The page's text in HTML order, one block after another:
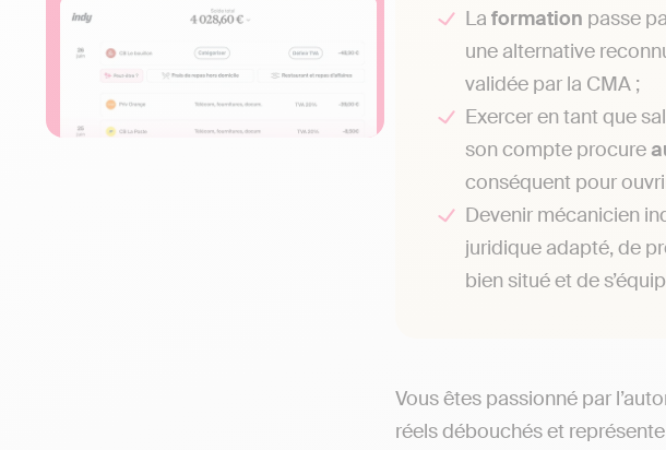
La formation passe
une alternative
validée par la CMA ;
Exercer en tant que
son compte procure
conséquent pour
Devenir mécanicien
juridique adapté, de
bien situé et de
Vous êtes passionné par
réels débouchés et